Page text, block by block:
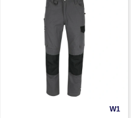
W1